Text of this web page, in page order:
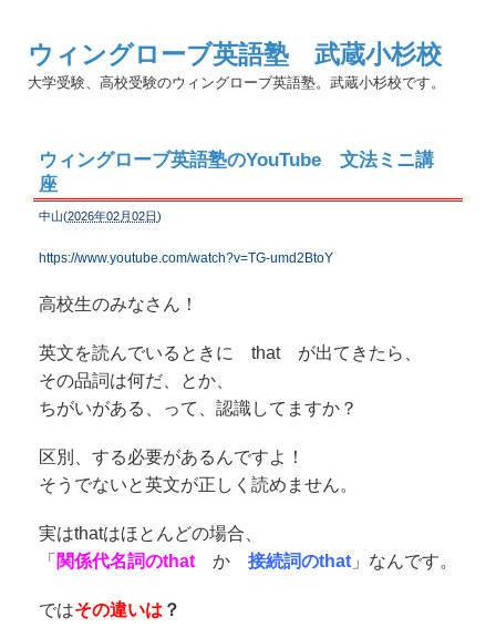
ウィングローブ英語塾 武蔵小杉校
大学受験、高校受験のウィングローブ英語塾。武蔵小杉校です。
ウィングローブ英語塾のYouTube 文法ミニ講
座
中山(2026年02月02日)
https://www.youtube.com/watch?v=TG-umd2BtoY
高校生のみなさん！
英文を読んでいるときに that が出てきたら、
その品詞は何だ、とか、
ちがいがある、って、認識してますか？
区別、する必要があるんですよ！
そうでないと英文が正しく読めません。
実はthatはほとんどの場合、
「 関係代名詞のthat か 接続詞のthat 」なんです。
ではその違いは ？